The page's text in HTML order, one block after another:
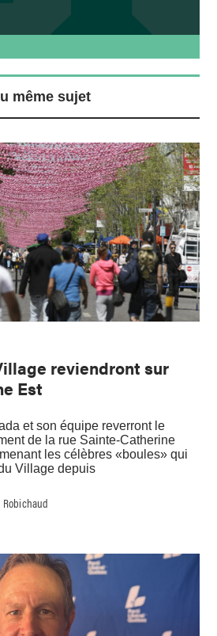
même sujet
reviendront sur
Est
et son équipe reverront le
de la rue Sainte-Catherine
les célèbres «boules» qui
Village depuis